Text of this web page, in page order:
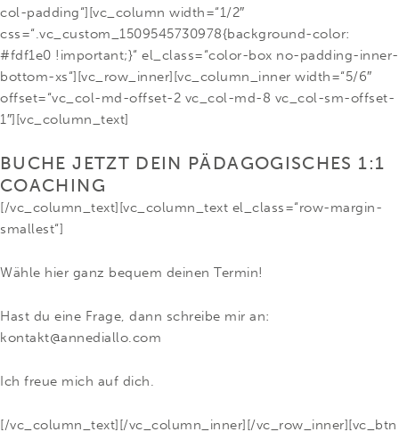
col-padding“][vc_column width=“1/2″
css=“.vc_custom_1509545730978{background-color:
#fdf1e0 !important;}“ el_class=“color-box no-padding-inner-
bottom-xs“][vc_row_inner][vc_column_inner width=“5/6″
offset=“vc_col-md-offset-2 vc_col-md-8 vc_col-sm-offset-
1″][vc_column_text]
BUCHE JETZT DEIN PÄDAGOGISCHES 1:1
COACHING
[/vc_column_text][vc_column_text el_class=“row-margin-
smallest“]
Wähle hier ganz bequem deinen Termin!
Hast du eine Frage, dann schreibe mir an:
kontakt@annediallo.com
Ich freue mich auf dich.
[/vc_column_text][/vc_column_inner][/vc_row_inner][vc_btn